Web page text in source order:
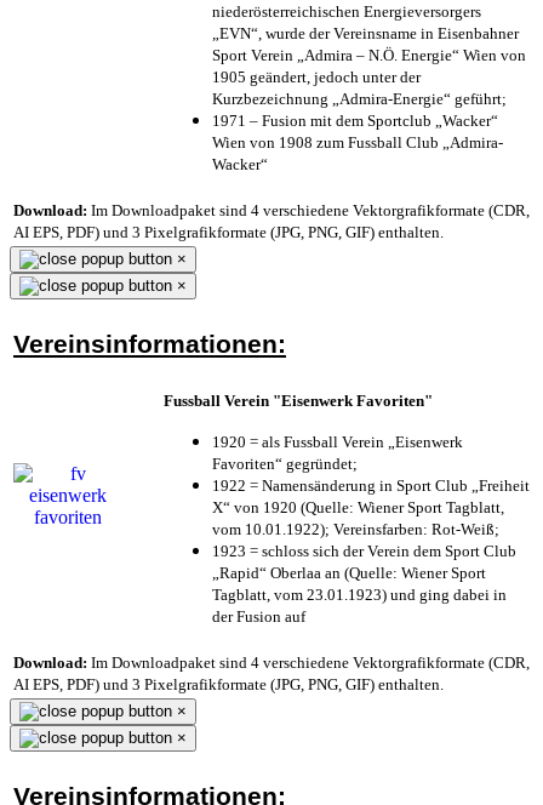
niederösterreichischen Energieversorgers
„EVN“, wurde der Vereinsname in Eisenbahner
Sport Verein „Admira – N.Ö. Energie“ Wien von
1905 geändert, jedoch unter der
Kurzbezeichnung „Admira-Energie“ geführt;
1971 – Fusion mit dem Sportclub „Wacker“
Wien von 1908 zum Fussball Club „Admira-
Wacker“
Download: Im Downloadpaket sind 4 verschiedene Vektorgrafikformate (CDR,
AI EPS, PDF) und 3 Pixelgrafikformate (JPG, PNG, GIF) enthalten.
×
×
Vereinsinformationen:
Fussball Verein "Eisenwerk Favoriten"
1920 = als Fussball Verein „Eisenwerk
Favoriten“ gegründet;
1922 = Namensänderung in Sport Club „Freiheit
X“ von 1920 (Quelle: Wiener Sport Tagblatt,
vom 10.01.1922); Vereinsfarben: Rot-Weiß;
1923 = schloss sich der Verein dem Sport Club
„Rapid“ Oberlaa an (Quelle: Wiener Sport
Tagblatt, vom 23.01.1923) und ging dabei in
der Fusion auf
Download: Im Downloadpaket sind 4 verschiedene Vektorgrafikformate (CDR,
AI EPS, PDF) und 3 Pixelgrafikformate (JPG, PNG, GIF) enthalten.
×
×
Vereinsinformationen: